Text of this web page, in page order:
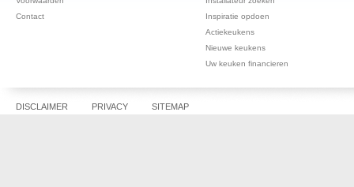
Contact
Inspiratie opdoen
Actiekeukens
Nieuwe keukens
Uw keuken financieren
DISCLAIMER PRIVACY SITEMAP